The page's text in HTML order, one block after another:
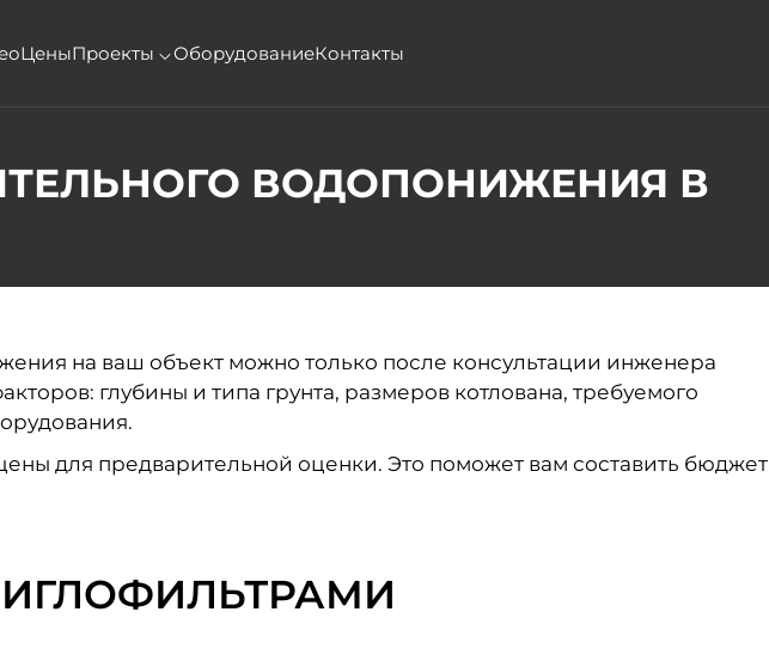
ЦеныПроекты ОборудованиеКонтакты
ВОДОПОНИЖЕНИЯ В
на ваш объект можно только после консультации инженера
глубины и типа грунта, размеров котлована, требуемого
для предварительной оценки. Это поможет вам составить бюджет